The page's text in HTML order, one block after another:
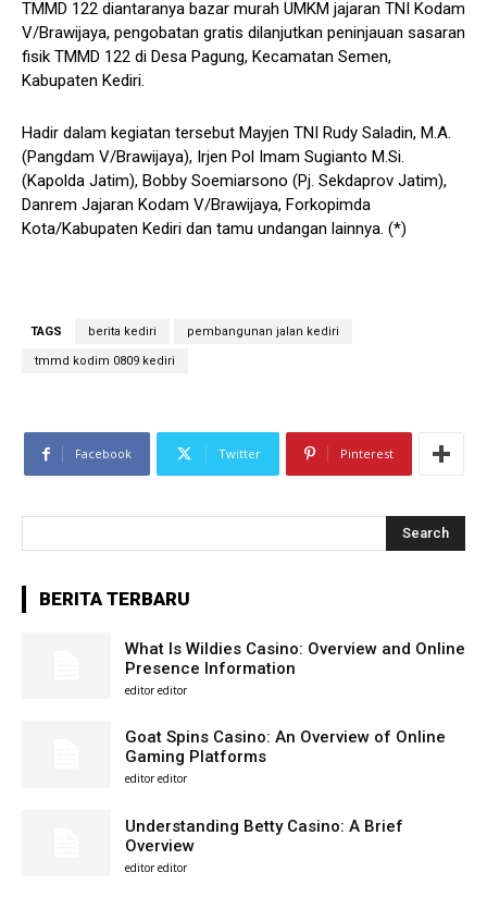
TMMD 122 diantaranya bazar murah UMKM jajaran TNI Kodam
V/Brawijaya, pengobatan gratis dilanjutkan peninjauan sasaran
fisik TMMD 122 di Desa Pagung, Kecamatan Semen,
Kabupaten Kediri.
Hadir dalam kegiatan tersebut Mayjen TNI Rudy Saladin, M.A.
(Pangdam V/Brawijaya), Irjen Pol Imam Sugianto M.Si.
(Kapolda Jatim), Bobby Soemiarsono (Pj. Sekdaprov Jatim),
Danrem Jajaran Kodam V/Brawijaya, Forkopimda
Kota/Kabupaten Kediri dan tamu undangan lainnya. (*)
TAGS berita kediri pembangunan jalan kediri
tmmd kodim 0809 kediri
Facebook Twitter Pinterest
Search
BERITA TERBARU
What Is Wildies Casino: Overview and Online
Presence Information
editor editor
Goat Spins Casino: An Overview of Online
Gaming Platforms
editor editor
Understanding Betty Casino: A Brief
Overview
editor editor